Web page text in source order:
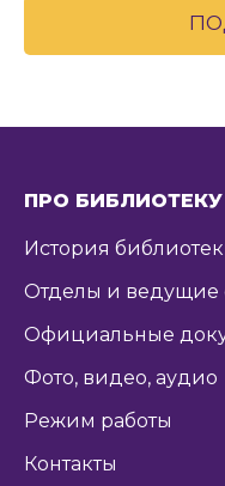
ПРО БИБЛИОТЕКУ
История
Отделы и ведущие
Официальные
Фото, видео, аудио
Режим работы
Контакты